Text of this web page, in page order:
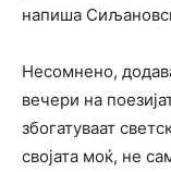
напиша
Несомнено,
вечери на
збогатуваат
својата моќ, не